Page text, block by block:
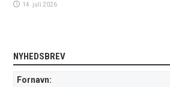
14. juli 2026
NYHEDSBREV
Fornavn: